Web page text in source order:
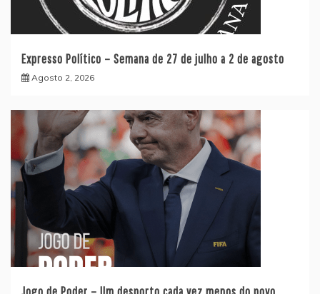
Expresso Político – Semana de 27 de julho a 2 de agosto
Agosto 2, 2026